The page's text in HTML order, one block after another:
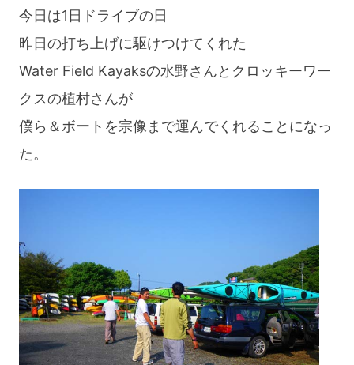
今日は1日ドライブの日
昨日の打ち上げに駆けつけてくれた
Water Field Kayaksの水野さんとクロッキーワー
クスの植村さんが
僕ら＆ボートを宗像まで運んでくれることになっ
た。